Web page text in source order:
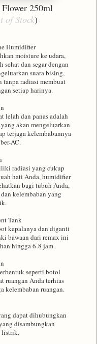
250ml
of Stock)
Humidifier
moisture ke udara,
dan segar dengan
suara bising,
radiasi membuat
setiap harinya.
lelah dan panas adalah
akan mengeluarkan
terjaga kelembabannya
AC.
radiasi yang cukup
hati Anda, humidifier
bagi tubuh Anda,
kelembaban yang
Tank
kepalanya dan diganti
bawaan dari remax ini
hingga 6-8 jam.
seperti botol
ruangan Anda terhias
kelembaban ruangan.
dapat dihubungkan
disambungkan
listrik.